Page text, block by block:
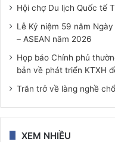
Hội chợ Du lịch Quốc tế
Lễ Kỷ niệm 59 năm
– ASEAN năm 2026
Họp báo Chính phủ
bản về phát triển KTXH
Trăn trở về làng nghề
XEM NHIỀU